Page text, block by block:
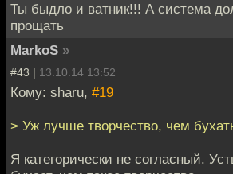
Ты быдло и ватник!!! А система
прощать
MarkoS »
#43 | 13.10.14 13:52
Кому: sharu, #19
> Уж лучше творчество, чем
Я категорически не согласный.